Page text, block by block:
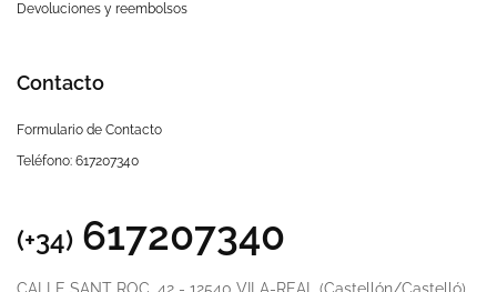
Devoluciones y reembolsos
Contacto
Formulario de Contacto
Teléfono: 617207340
(+34) 617207340